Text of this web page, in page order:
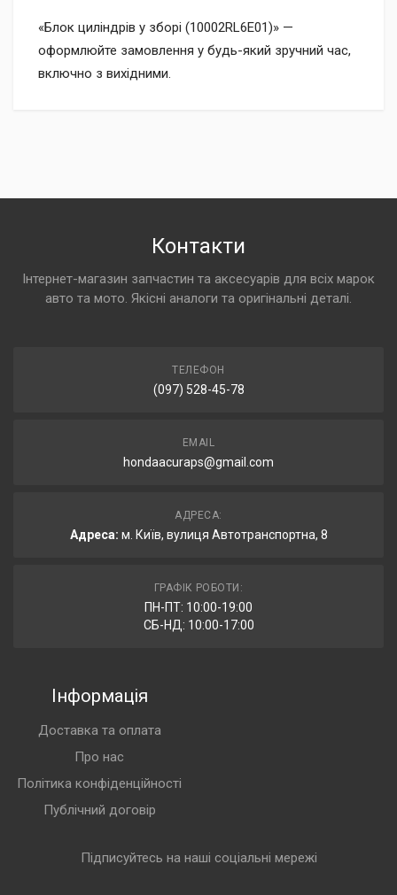
«Блок циліндрів у зборі (10002RL6E01)» —
оформлюйте замовлення у будь-який зручний час,
включно з вихідними.
Контакти
Інтернет-магазин запчастин та аксесуарів для всіх марок
авто та мото. Якісні аналоги та оригінальні деталі.
ТЕЛЕФОН
(097) 528-45-78
EMAIL
hondaacuraps@gmail.com
АДРЕСА:
Адреса: м. Київ, вулиця Автотранспортна, 8
ГРАФІК РОБОТИ:
ПН-ПТ: 10:00-19:00
СБ-НД: 10:00-17:00
Інформація
Доставка та оплата
Про нас
Політика конфіденційності
Публічний договір
Підписуйтесь на наші соціальні мережі